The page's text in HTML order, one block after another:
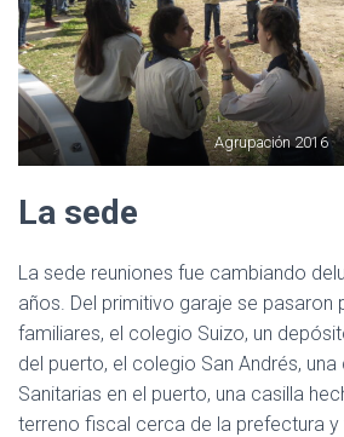
Agrupación 2016
La sede
La sede reuniones fue cambiando
años. Del primitivo garaje se pasaron
familiares, el colegio Suizo, un
del puerto, el colegio San Andrés, una
Sanitarias en el puerto, una casilla
terreno fiscal cerca de la prefectura